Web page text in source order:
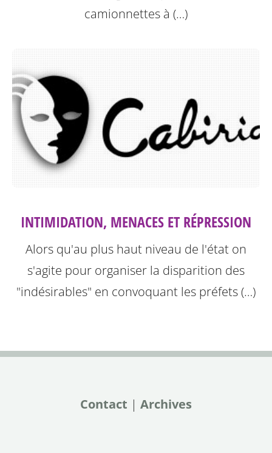
camionnettes à (…)
INTIMIDATION, MENACES ET RÉPRESSION
Alors qu'au plus haut niveau de l'état on
s'agite pour organiser la disparition des
"indésirables" en convoquant les préfets (…)
Contact | Archives